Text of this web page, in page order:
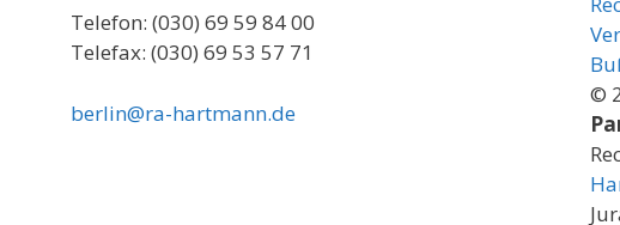
Telefon: (030) 69 59 84 00
Telefax: (030) 69 53 57 71
berlin@ra-hartmann.de
©